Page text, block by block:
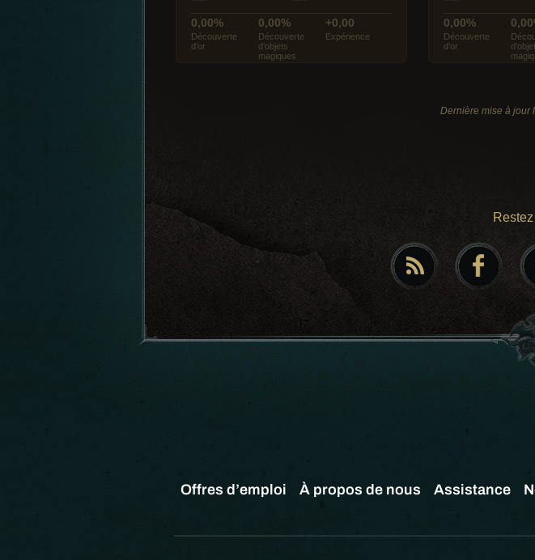
0,00%
Découverte
d’or
0,00%
Découverte
d’objets
magiques
+0,00
Expérience
0,00%
Découverte
d’or
Dernière mise à jour